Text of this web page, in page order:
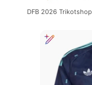
DFB 2026 Trikotshop